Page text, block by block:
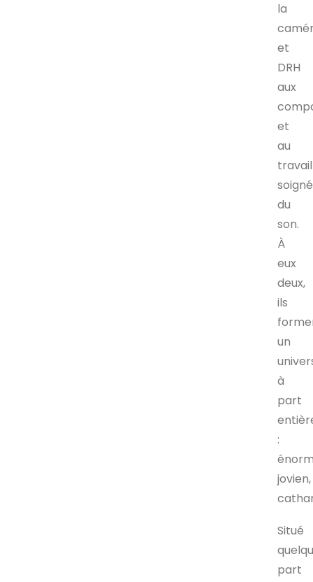
la
et
DRH
aux
et
au
travail
soigné
du
son.
À
eux
deux,
ils
un
à
part
:
jovien,
Situé
part